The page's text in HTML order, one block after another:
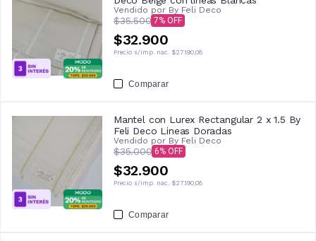
Vendido por By Feli Deco
$35.500 7
$32.900
Precio s/imp. nac. $27.190,08
Comparar
Mantel con Lurex Rectangular 2 x 1.5 By
Feli Deco Lineas Doradas
Vendido por By Feli Deco
$35.000 6
$32.900
Precio s/imp. nac. $27.190,08
Comparar